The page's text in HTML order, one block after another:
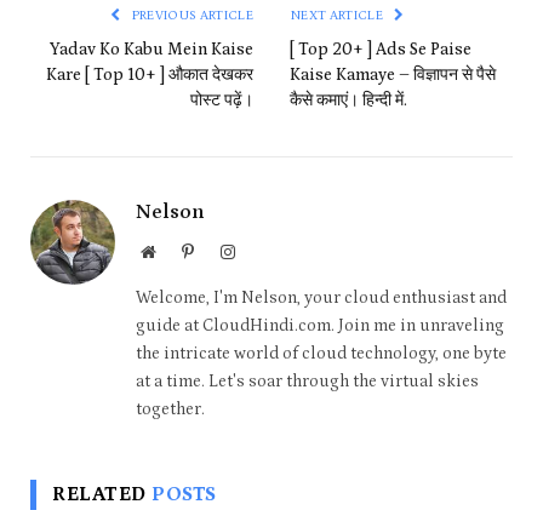
PREVIOUS ARTICLE
Yadav Ko Kabu Mein Kaise
Kare [ Top 10+ ] औकात देखकर
पोस्ट पढ़ें।
NEXT ARTICLE
[ Top 20+ ] Ads Se Paise
Kaise Kamaye – विज्ञापन से पैसे
कैसे कमाएं। हिन्दी में.
Nelson
WebsitePinterestInstagram
Welcome, I'm Nelson, your cloud enthusiast and
guide at CloudHindi.com. Join me in unraveling
the intricate world of cloud technology, one byte
at a time. Let's soar through the virtual skies
together.
RELATED POSTS